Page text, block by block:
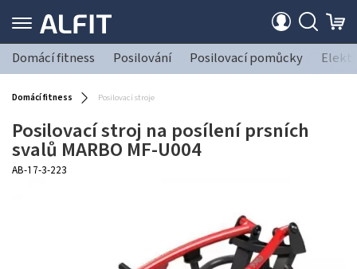
Domácí fitness Posilování Posilovací pomůcky
Domácí fitness Posilovací stroje
Posilovací stroj na posílení prsních
svalů MARBO MF-U004
AB-17-3-223